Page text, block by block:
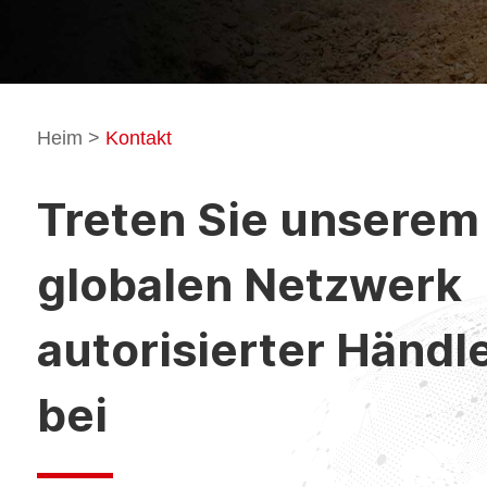
Heim > Kontakt
Treten Sie unserem
globalen Netzwerk
autorisierter
bei